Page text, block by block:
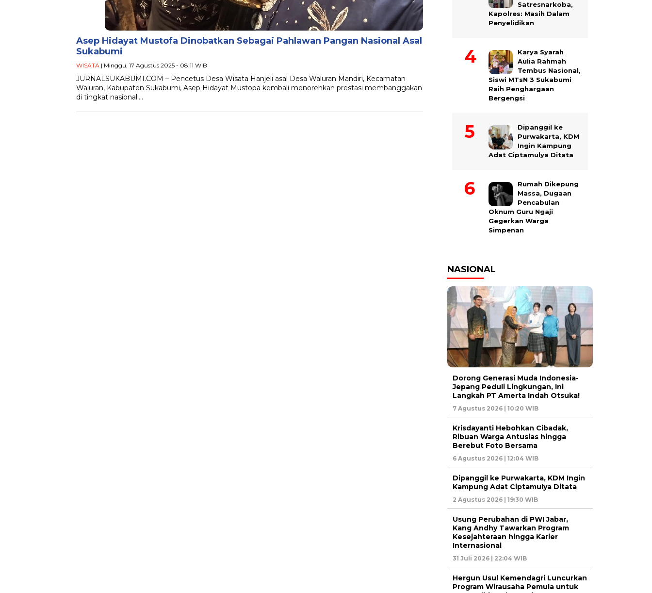
Asep Hidayat Mustofa Dinobatkan Sebagai Pahlawan Pangan Nasional Asal
Sukabumi
WISATA | Minggu, 17 Agustus 2025 - 08:11 WIB
JURNALSUKABUMI.COM – Pencetus Desa Wisata Hanjeli asal Desa Waluran Mandiri, Kecamatan
Waluran, Kabupaten Sukabumi, Asep Hidayat Mustopa kembali menorehkan prestasi membanggakan
di tingkat nasional….
Satresnarkoba,
Kapolres: Masih Dalam
Penyelidikan
Karya Syarah
Aulia Rahmah
Tembus Nasional,
Siswi MTsN 3 Sukabumi
Raih Penghargaan
Bergengsi
Dipanggil ke
Purwakarta, KDM
Ingin Kampung
Adat Ciptamulya Ditata
Rumah Dikepung
Massa, Dugaan
Pencabulan
Oknum Guru Ngaji
Gegerkan Warga
Simpenan
NASIONAL
Dorong Generasi Muda Indonesia-
Jepang Peduli Lingkungan, Ini
Langkah PT Amerta Indah Otsuka!
7 Agustus 2026 | 10:20 WIB
Krisdayanti Hebohkan Cibadak,
Ribuan Warga Antusias hingga
Berebut Foto Bersama
6 Agustus 2026 | 12:04 WIB
Dipanggil ke Purwakarta, KDM Ingin
Kampung Adat Ciptamulya Ditata
2 Agustus 2026 | 19:30 WIB
Usung Perubahan di PWI Jabar,
Kang Andhy Tawarkan Program
Kesejahteraan hingga Karier
Internasional
31 Juli 2026 | 22:04 WIB
Hergun Usul Kemendagri Luncurkan
Program Wirausaha Pemula untuk